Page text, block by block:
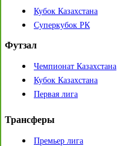
Кубок Казахстана
Суперкубок РК
Футзал
Чемпионат Казахстана
Кубок Казахстана
Первая лига
Трансферы
Премьер лига